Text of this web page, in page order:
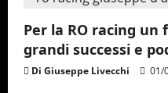
i
o
n
Per la RO racing
grandi successi e
Di Giuseppe Livecchi
01/